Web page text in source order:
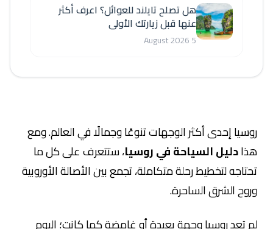
روسيا إحدى أكثر الوجهات تنوعًا وجمالًا في العالم. ومع
هذادليل السياحة في روسيا، ستتعرف على كل ما
تحتاجه لتخطيط رحلة متكاملة، تجمع بين الأصالة الأوروبية
وروح الشرق الساحرة.
لم تعد روسيا وجهة بعيدة أو غامضة كما كانت؛ اليوم
هل تصلح تايلند للعوائل؟ اعرف أكثر
عنها قبل زيارتك الأولى
5 August 2026